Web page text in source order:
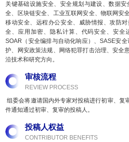
关键基础设施安全、安全规划与建设、数据
全、区块链安全、工业互联网安全、物联网安
移动安全、远程办公安全、威胁情报、攻防
全、应用加密、隐私计算、代码安全、安全
SOAR（安全编排与自动化响应）、SASE安
护、网安政策法规、网络犯罪打击治理、安全
沿技术和研究方向。
审核流程
REVIEW PROCESS
组委会将邀请国内外专家对投稿进行初审、复
件通知通过初审、复审的投稿人。
投稿人权益
CONTRIBUTOR BENEFITS